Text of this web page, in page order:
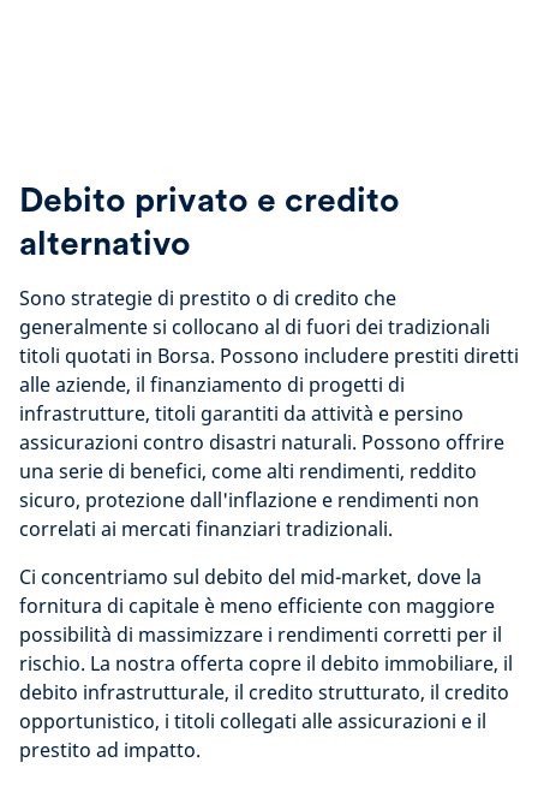
Debito privato e credito
alternativo
Sono strategie di prestito o di credito che
generalmente si collocano al di fuori dei tradizionali
titoli quotati in Borsa. Possono includere prestiti diretti
alle aziende, il finanziamento di progetti di
infrastrutture, titoli garantiti da attività e persino
assicurazioni contro disastri naturali. Possono offrire
una serie di benefici, come alti rendimenti, reddito
sicuro, protezione dall'inflazione e rendimenti non
correlati ai mercati finanziari tradizionali.
Ci concentriamo sul debito del mid-market, dove la
fornitura di capitale è meno efficiente con maggiore
possibilità di massimizzare i rendimenti corretti per il
rischio. La nostra offerta copre il debito immobiliare, il
debito infrastrutturale, il credito strutturato, il credito
opportunistico, i titoli collegati alle assicurazioni e il
prestito ad impatto.